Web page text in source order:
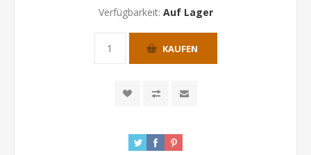
Verfügbarkeit: Auf Lager
KAUFEN